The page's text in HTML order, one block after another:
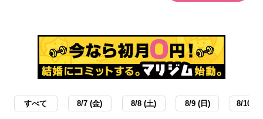
すべて 8/7 (金) 8/8 (土) 8/9 (日) 8/10 (